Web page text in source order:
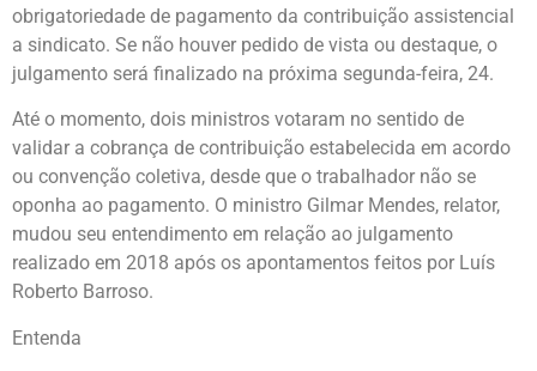
obrigatoriedade de pagamento da contribuição assistencial
a sindicato. Se não houver pedido de vista ou destaque, o
julgamento será finalizado na próxima segunda-feira, 24.
Até o momento, dois ministros votaram no sentido de
validar a cobrança de contribuição estabelecida em acordo
ou convenção coletiva, desde que o trabalhador não se
oponha ao pagamento. O ministro Gilmar Mendes, relator,
mudou seu entendimento em relação ao julgamento
realizado em 2018 após os apontamentos feitos por Luís
Roberto Barroso.
Entenda